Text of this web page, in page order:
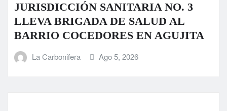
JURISDICCIÓN SANITARIA NO. 3
LLEVA BRIGADA DE SALUD AL
BARRIO COCEDORES EN AGUJITA
La Carbonifera Ago 5, 2026